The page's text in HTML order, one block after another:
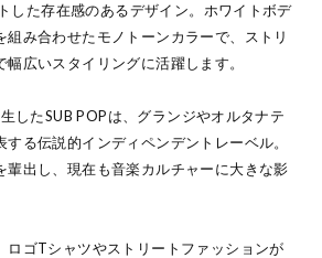
した存在感のあるデザイン。ホワイトボデ
組み合わせたモノトーンカラーで、ストリ
広いスタイリングに活躍します。
したSUB POPは、グランジやオルタナテ
する伝説的インディペンデントレーベル。
輩出し、現在も音楽カルチャーに大きな影
ロゴTシャツやストリートファッションが